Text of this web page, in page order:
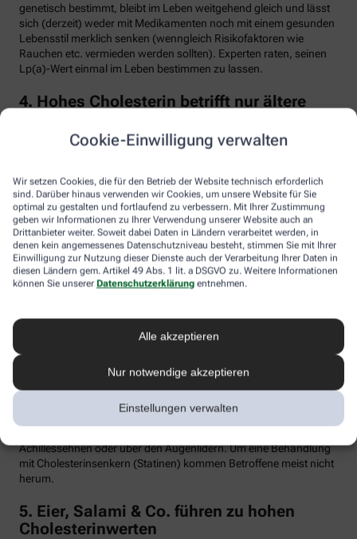
Cookie-Einwilligung verwalten
Wir setzen Cookies, die für den Betrieb der Website technisch erforderlich
sind. Darüber hinaus verwenden wir Cookies, um unsere Website für Sie
optimal zu gestalten und fortlaufend zu verbessern. Mit Ihrer Zustimmung
geben wir Informationen zu Ihrer Verwendung unserer Website auch an
Drittanbieter weiter. Soweit dabei Daten in Ländern verarbeitet werden, in
denen kein angemessenes Datenschutzniveau besteht, stimmen Sie mit Ihrer
Einwilligung zur Nutzung dieser Dienste auch der Verarbeitung Ihrer Daten in
diesen Ländern gem. Artikel 49 Abs. 1 lit. a DSGVO zu. Weitere Informationen
können Sie unserer Datenschutzerklärung entnehmen.
Alle akzeptieren
Nur notwendige akzeptieren
Einstellungen verwalten
genetisch bestimmt, bleibt im Leben weitgehend gleich und lässt
sich (derzeit) weder mit Medikamenten noch mit einem gesunden
Lebensstil merklich senken (wenngleich Risikofaktoren wie
Rauchen etc. vermieden werden sollten). Experten raten, seinen
Lp(a)-Wert einmal im Leben bestimmen zu lassen.
4. Hohes Cholesterin betrifft nur ältere
Falsch. Zwar steigt das Risiko für erhöhte Cholesterinwerte mit
Hypercholesterinämie (FH) haben jedoch schon von Geburt an
erhöhte Blutfettwerte. Bei der erblich bedingten
Stoffwechselerkrankung sammelt sich durch einen Gendefekt
sehr viel LDL-Cholesterin im Blut an (über 190 bis 500 mg/dl) und
lagert sich an den Wänden der Arterien und Venen ab. Betroffene
entwickeln oft schon im jungen Erwachsenenalter eine
Arteriosklerose.
bis zur Menopause durch Hormone besser geschützt, bei ihnen
sind es rund 30 Prozent bis zum Alter von 60 Jahren. Die familiäre
Hypercholesterinämie kommt bei etwa einer von 300 Personen
vor. Sind in der Familie Fälle von frühen Herzinfarkten, Stents oder
Bypass-Operationen bekannt, sollte man sein Cholesterin
dringend überprüfen lassen. Anzeichen können auch gelbliche
Achillessehnen oder über den Augenlidern. Um eine Behandlung
mit Cholesterinsenkern (Statinen) kommen Betroffene meist nicht
herum.
5. Eier, Salami & Co. führen zu hohen
Cholesterinwerten